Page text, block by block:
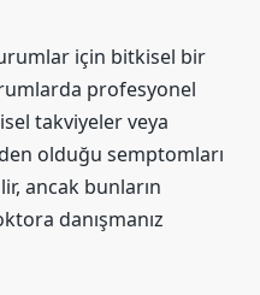
için bitkisel bir
profesyonel
takviyeler veya
olduğu semptomları
ancak bunların
danışmanız